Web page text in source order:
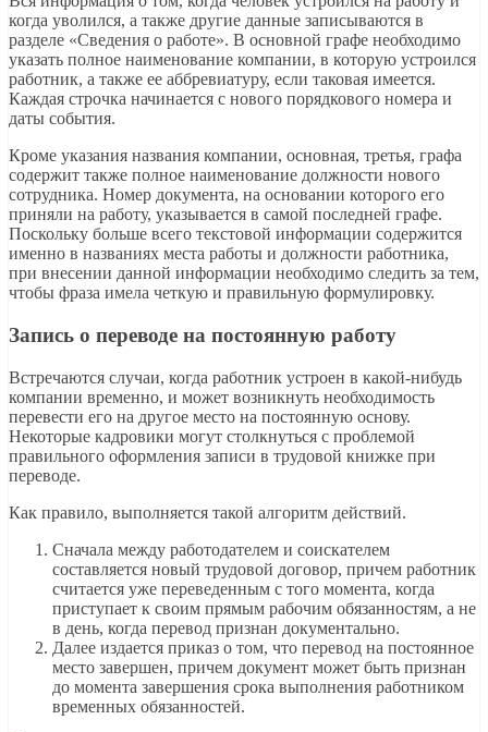
когда уволился, а также другие данные записываются в
разделе «Сведения о работе». В основной графе необходимо
указать полное наименование компании, в которую устроился
работник, а также ее аббревиатуру, если таковая имеется.
Каждая строчка начинается с нового порядкового номера и
даты события.
Кроме указания названия компании, основная, третья, графа
содержит также полное наименование должности нового
сотрудника. Номер документа, на основании которого его
приняли на работу, указывается в самой последней графе.
Поскольку больше всего текстовой информации содержится
именно в названиях места работы и должности работника,
при внесении данной информации необходимо следить за тем,
чтобы фраза имела четкую и правильную формулировку.
Запись о переводе на постоянную работу
Встречаются случаи, когда работник устроен в какой-нибудь
компании временно, и может возникнуть необходимость
перевести его на другое место на постоянную основу.
Некоторые кадровики могут столкнуться с проблемой
правильного оформления записи в трудовой книжке при
переводе.
Как правило, выполняется такой алгоритм действий.
Сначала между работодателем и соискателем
составляется новый трудовой договор, причем работник
считается уже переведенным с того момента, когда
приступает к своим прямым рабочим обязанностям, а не
в день, когда перевод признан документально.
Далее издается приказ о том, что перевод на постоянное
место завершен, причем документ может быть признан
до момента завершения срока выполнения работником
временных обязанностей.